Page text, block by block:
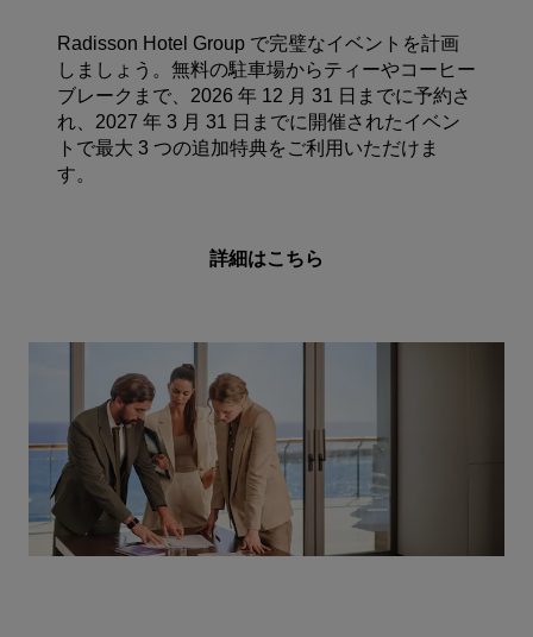
Radisson Hotel Group で完璧なイベントを計画
しましょう。無料の駐車場からティーやコーヒー
ブレークまで、2026 年 12 月 31 日までに予約さ
れ、2027 年 3 月 31 日までに開催されたイベン
トで最大 3 つの追加特典をご利用いただけま
す。
詳細はこちら